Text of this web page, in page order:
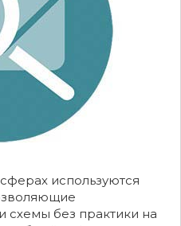
используются
схемы без практики на